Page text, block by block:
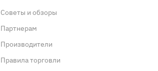
Советы и обзоры
Партнерам
Производители
Правила торговли